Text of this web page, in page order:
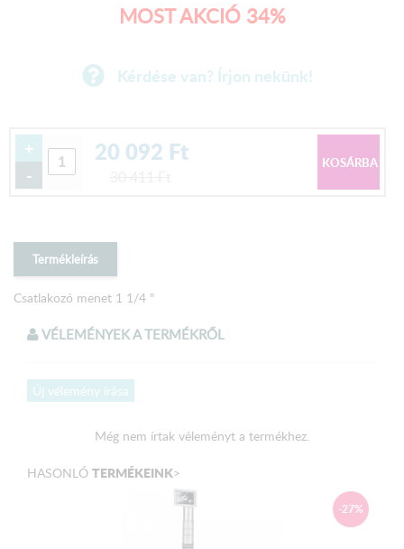
MOST AKCIÓ 34%
Kérdése van? Írjon nekünk!
+
-
20 092 Ft
Termékleírás
Csatlakozó menet 1 1/4 "
VÉLEMÉNYEK A TERMÉKRŐL
Új vélemény írása
Még nem írtak véleményt a termékhez.
HASONLÓ TERMÉKEINK>
-27%